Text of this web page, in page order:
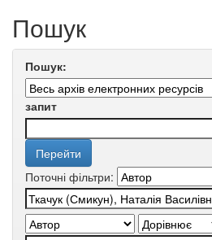
Пошук
Пошук:
запит
Поточні фільтри: